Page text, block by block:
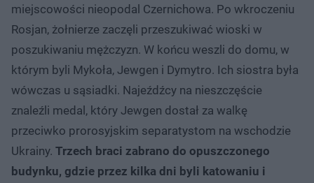
miejscowości nieopodal Czernichowa. Po wkroczeniu
Rosjan, żołnierze zaczęli przeszukiwać wioski w
poszukiwaniu mężczyzn. W końcu weszli do domu, w
którym byli Mykoła, Jewgen i Dymytro. Ich siostra była
wówczas u sąsiadki. Najeźdźcy na nieszczęście
znaleźli medal, który Jewgen dostał za walkę
przeciwko prorosyjskim separatystom na wschodzie
Ukrainy. Trzech braci zabrano do opuszczonego
budynku, gdzie przez kilka dni byli katowaniu i